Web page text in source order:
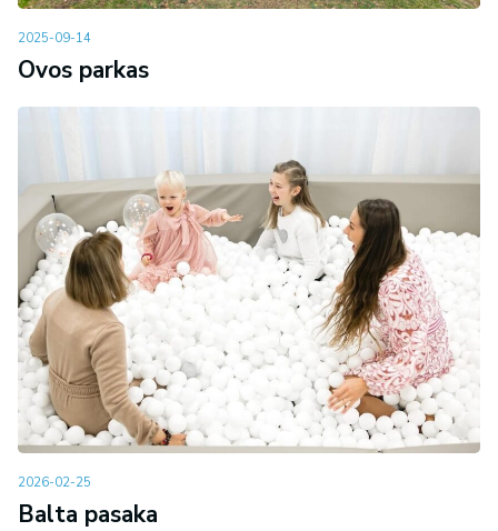
2025-09-14
Ovos parkas
2026-02-25
Balta pasaka